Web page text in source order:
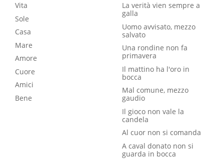
Vita
Sole
Casa
Mare
Amore
Cuore
Amici
Bene
La verità vien sempre a
galla
Uomo avvisato, mezzo
salvato
Una rondine non fa
primavera
Il mattino ha l'oro in
bocca
Mal comune, mezzo
gaudio
Il gioco non vale la
candela
Al cuor non si comanda
A caval donato non si
guarda in bocca